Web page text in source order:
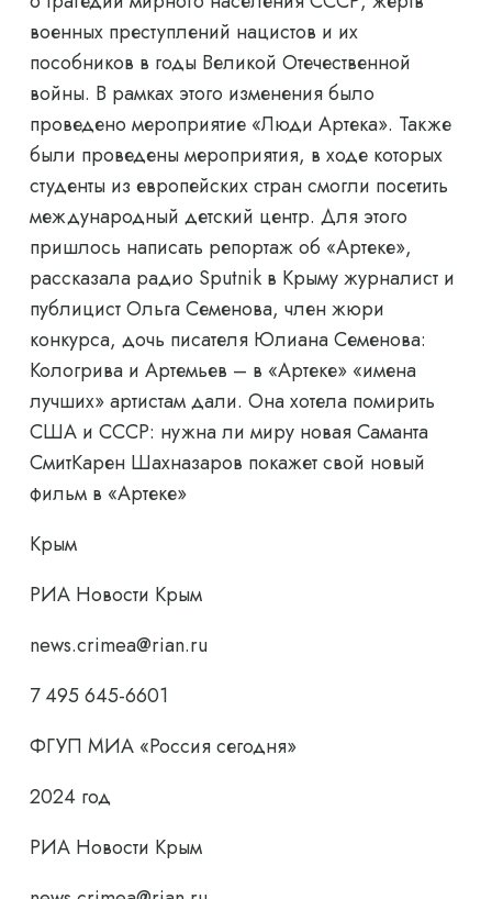
военных преступлений нацистов и их
пособников в годы Великой Отечественной
войны. В рамках этого изменения было
проведено мероприятие «Люди Артека». Также
были проведены мероприятия, в ходе которых
студенты из европейских стран смогли посетить
международный детский центр. Для этого
пришлось написать репортаж об «Артеке»,
рассказала радио Sputnik в Крыму журналист и
публицист Ольга Семенова, член жюри
конкурса, дочь писателя Юлиана Семенова:
Кологрива и Артемьев – в «Артеке» «имена
лучших» артистам дали. Она хотела помирить
США и СССР: нужна ли миру новая Саманта
СмитКарен Шахназаров покажет свой новый
фильм в «Артеке»
Крым
РИА Новости Крым
news.crimea@rian.ru
7 495 645-6601
ФГУП МИА «Россия сегодня»
2024 год
РИА Новости Крым